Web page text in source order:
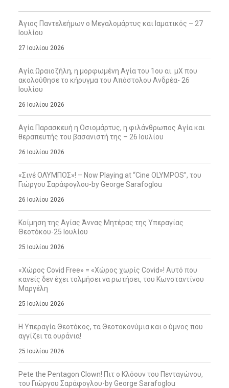
Άγιος Παντελεήμων ο Μεγαλομάρτυς και Ιαματικός – 27
Ιουλίου
27 Ιουλίου 2026
Αγία Ωραιοζήλη, η μορφωμένη Αγία του 1ου αι. μΧ που
ακολούθησε το κήρυγμα του Απόστολου Ανδρέα- 26
Ιουλίου
26 Ιουλίου 2026
Αγία Παρασκευή η Οσιομάρτυς, η φιλάνθρωπος Αγία και
θεραπευτής του βασανιστή της – 26 Ιουλίου
26 Ιουλίου 2026
«Σινέ ΟΛΥΜΠΟΣ»! – Now Playing at “Cine OLYMPOS”, του
Γιώργου Σαράφογλου-by George Sarafoglou
26 Ιουλίου 2026
Κοίμηση της Αγίας Άννας Μητέρας της Υπεραγίας
Θεοτόκου-25 Ιουλίου
25 Ιουλίου 2026
«Χώρος Covid Free» = «Χώρος χωρίς Covid»! Αυτό που
κανείς δεν έχει τολμήσει να ρωτήσει, του Κωνσταντίνου
Μαργέλη
25 Ιουλίου 2026
Η Υπεραγία Θεοτόκος, τα Θεοτοκονύμια και ο ύμνος που
αγγίζει τα ουράνια!
25 Ιουλίου 2026
Pete the Pentagon Clown! Πιτ ο Κλόουν του Πενταγώνου,
του Γιώργου Σαράφογλου-by George Sarafoglou